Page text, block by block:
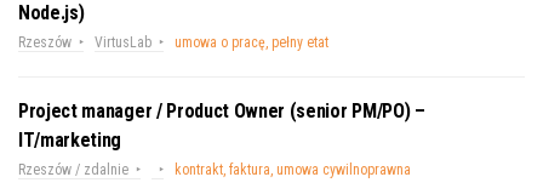
Node.js)
Rzeszów VirtusLab umowa o pracę, pełny etat
Project manager / Product Owner (senior PM/PO) –
IT/marketing
Rzeszów / zdalnie kontrakt, faktura, umowa cywilnoprawna